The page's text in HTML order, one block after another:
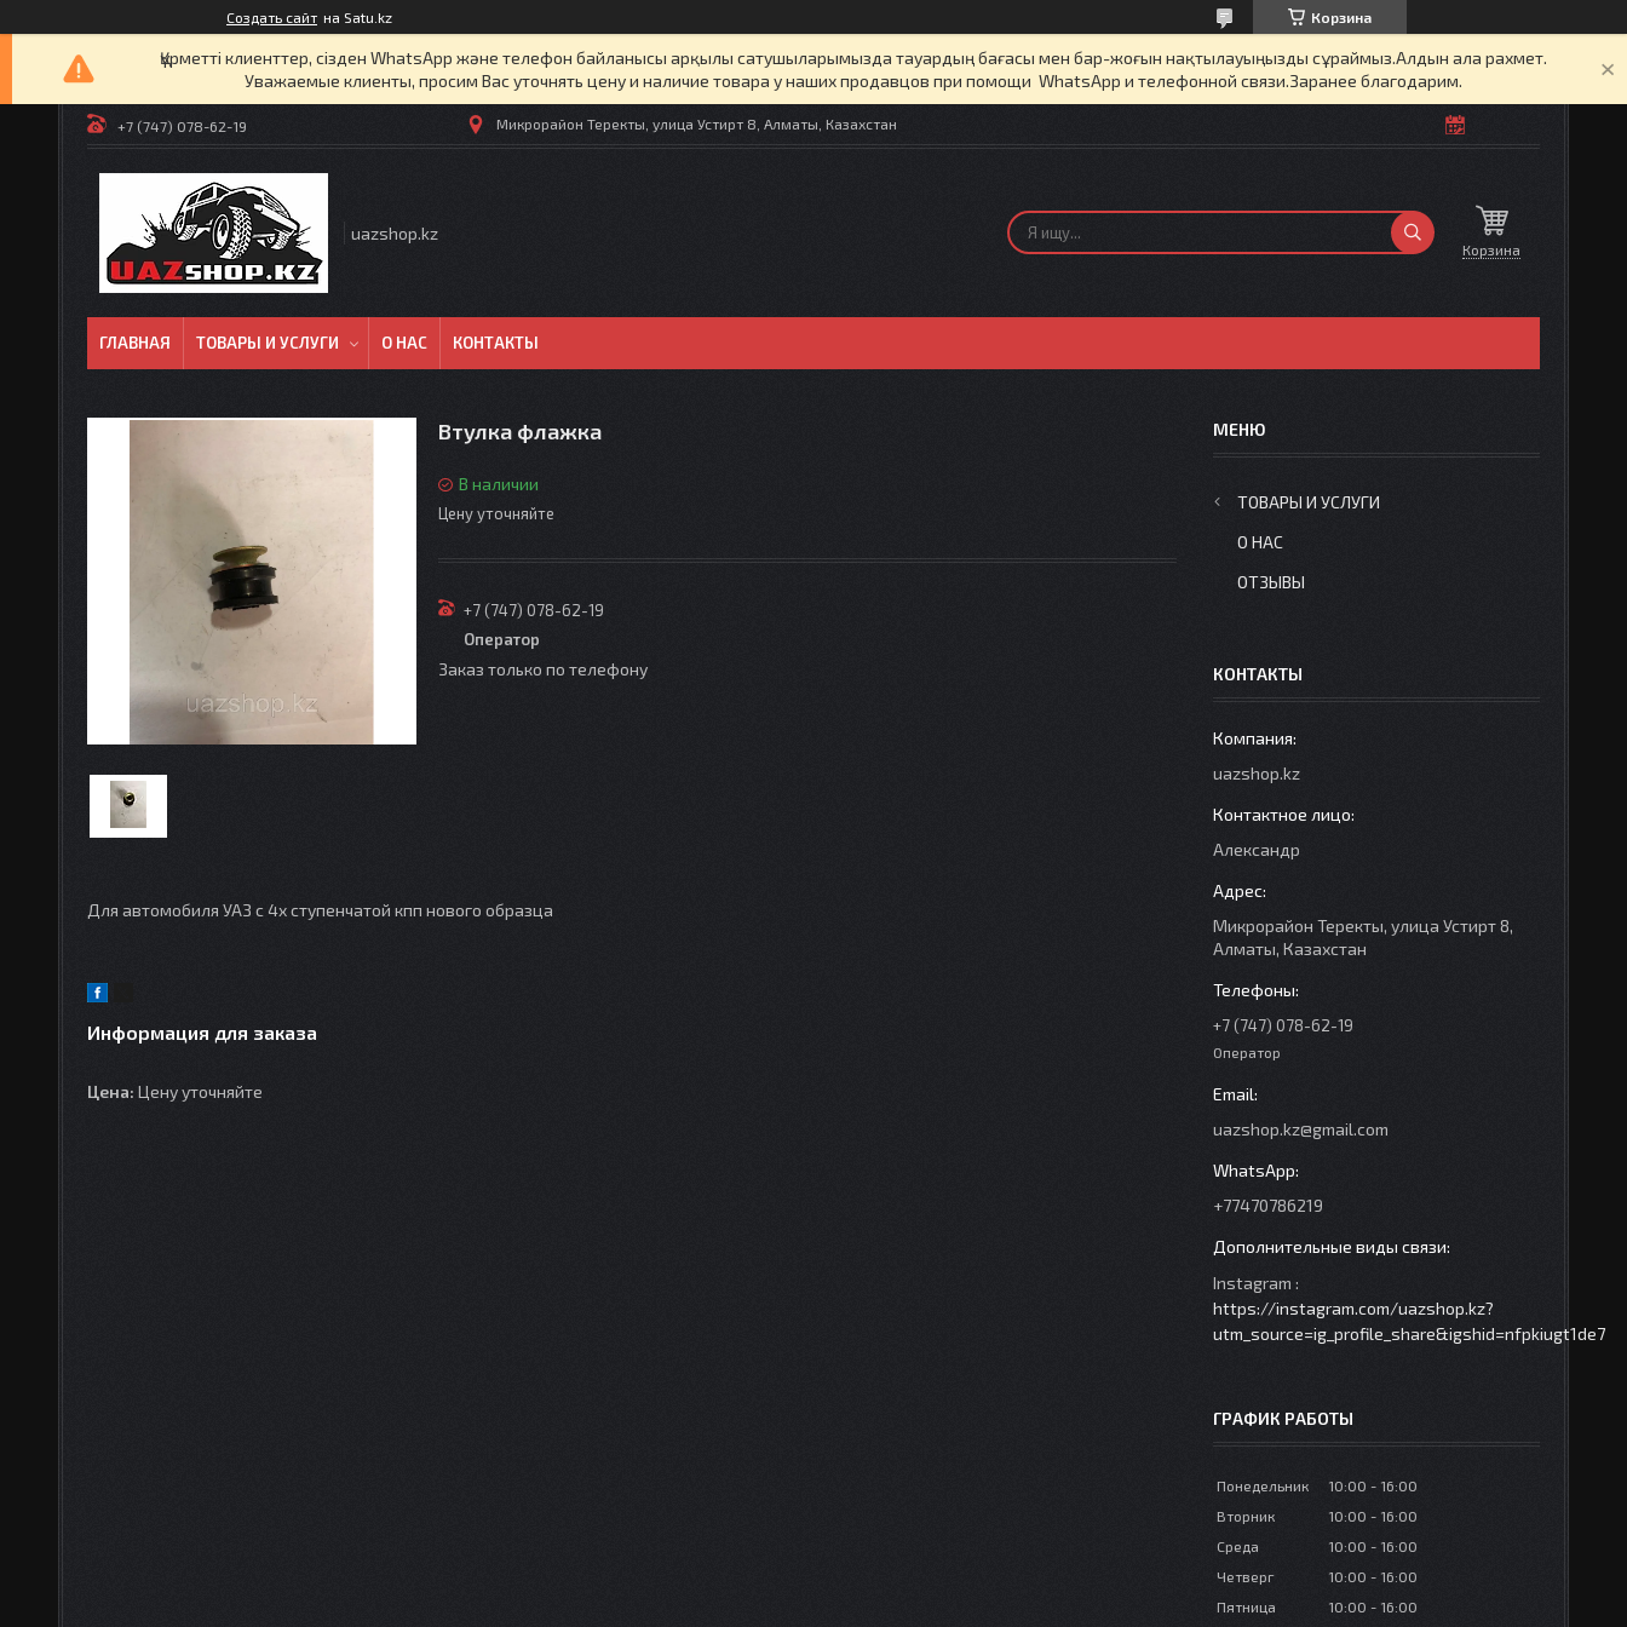
Создать сайт на Satu.kz Корзина
Құрметті клиенттер, сізден WhatsApp және телефон байланысы арқылы сатушыларымызда тауардың бағасы мен бар-жоғын нақтылауыңызды сұраймыз.Алдын ала рахмет.
Уважаемые клиенты, просим Вас уточнять цену и наличие товара у наших продавцов при помощи WhatsApp и телефонной связи.Заранее благодарим.
+7 (747) 078-62-19 Микрорайон Теректы, улица Устирт 8, Алматы, Казахстан
uazshop.kz
Корзина
ГЛАВНАЯ ТОВАРЫ И УСЛУГИ О НАС КОНТАКТЫ
Втулка флажка
В наличии
Цену уточняйте
+7 (747) 078-62-19
Оператор
Заказ только по телефону
Для автомобиля УАЗ с 4х ступенчатой кпп нового образца
Информация для заказа
Цена: Цену уточняйте
ТОВАРЫ И УСЛУГИ
О НАС
ОТЗЫВЫ
КОНТАКТЫ
uazshop.kz
Александр
Микрорайон Теректы, улица Устирт 8,
Алматы, Казахстан
+7 (747) 078-62-19
Оператор
uazshop.kz@gmail.com
+77470786219
Instagram
https://instagram.com/uazshop.kz?
utm_source=ig_profile_share&igshid=nfpkiugt1de7
ГРАФИК РАБОТЫ
Понедельник 10:00
16:00
Вторник
10:00
16:00
Среда
10:00
16:00
Четверг
10:00
16:00
Пятница
10:00 16:00